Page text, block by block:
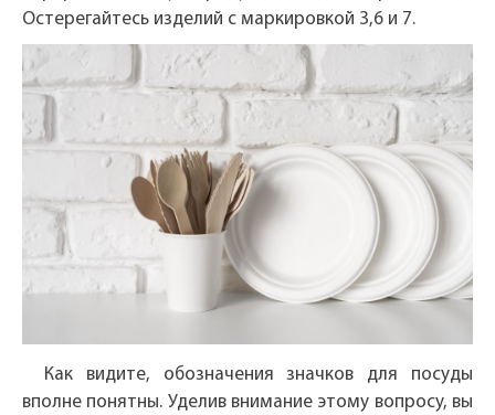
Остерегайтесь изделий с маркировкой 3,6 и 7.
Как видите, обозначения значков для посуды
вполне понятны. Уделив внимание этому вопросу, вы